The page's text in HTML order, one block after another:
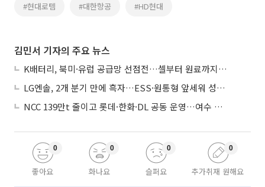
#현대로템 #대한항공 #HD현대
김민서 기자의 주요 뉴스
K배터리, 북미·유럽 공급망 선점전…셀부터 원료까지 현지화
LG엔솔, 2개 분기 만에 흑자…ESS·원통형 앞세워 성장 가속
NCC 139만t 줄이고 롯데·한화·DL 공동 운영…여수 1호 본궤도
좋아요
0
화나요
0
슬퍼요
0
추가취재 원해요
0